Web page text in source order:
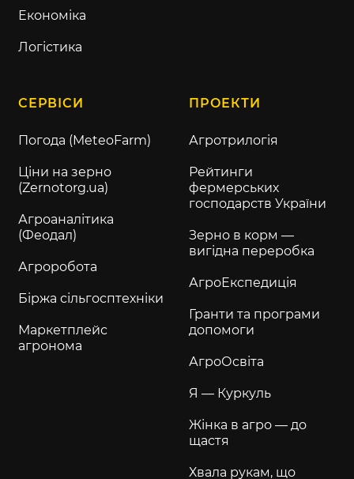
Економіка
Логістика
СЕРВІСИ
Погода (MeteoFarm)
Ціни на зерно
(Zernotorg.ua)
Агроаналітика
(Феодал)
Агроробота
Біржа сільгосптехніки
Маркетплейс
агронома
ПРОЕКТИ
Агротрилогія
Рейтинги
фермерських
господарств України
Зерно в корм —
вигідна переробка
АгроЕкспедиція
Гранти та програми
допомоги
АгроОсвіта
Я — Куркуль
Жінка в агро — до
щастя
Хвала рукам, що